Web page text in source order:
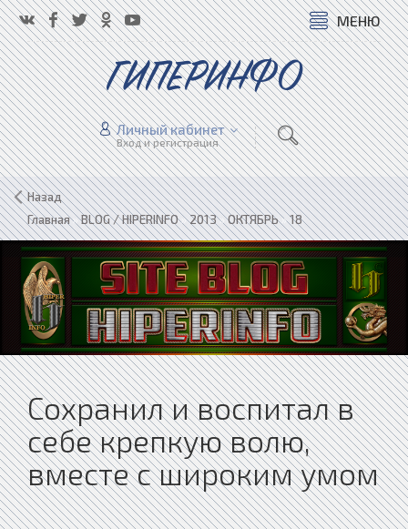
МЕНЮ
ГИПЕРИНФО
Личный кабинет
Вход и регистрация
Назад
Главная»BLOG / HIPERINFO»2013»ОКТЯБРЬ»18
Сохранил и воспитал в
себе крепкую волю,
вместе с широким умом